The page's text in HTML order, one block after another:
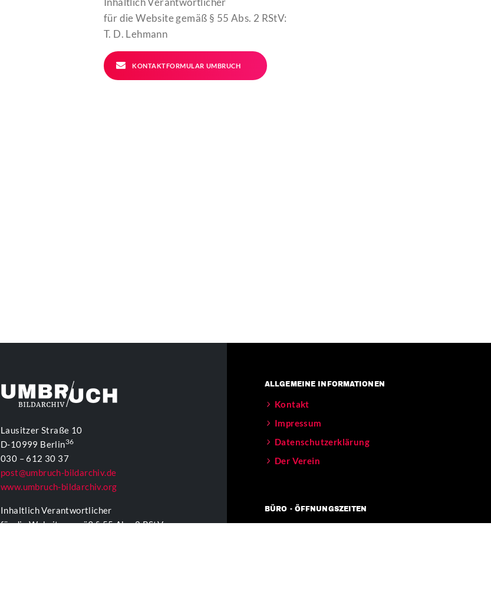
für die Website gemäß § 55 Abs. 2 RStV:
T. D. Lehmann
KONTAKTFORMULAR UMBRUCH
Lausitzer Straße 10
D-10999 Berlin36
030 – 612 30 37
post@umbruch-bildarchiv.de
www.umbruch-bildarchiv.org
Inhaltlich Verantwortlicher
für die Website gemäß § 55 Abs. 2 RStV:
ALLGEMEINE INFORMATIONEN
Kontakt
Impressum
Datenschutzerklärung
Der Verein
BÜRO - ÖFFNUNGSZEITEN